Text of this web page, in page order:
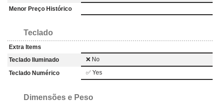
Menor Preço Histórico
Teclado
Extra Items
Teclado Iluminado
❌ No
Teclado Numérico
✅ Yes
Dimensões e Peso